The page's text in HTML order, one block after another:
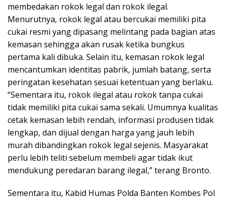
membedakan rokok legal dan rokok ilegal.
Menurutnya, rokok legal atau bercukai memiliki pita
cukai resmi yang dipasang melintang pada bagian atas
kemasan sehingga akan rusak ketika bungkus
pertama kali dibuka. Selain itu, kemasan rokok legal
mencantumkan identitas pabrik, jumlah batang, serta
peringatan kesehatan sesuai ketentuan yang berlaku.
“Sementara itu, rokok ilegal atau rokok tanpa cukai
tidak memiliki pita cukai sama sekali. Umumnya kualitas
cetak kemasan lebih rendah, informasi produsen tidak
lengkap, dan dijual dengan harga yang jauh lebih
murah dibandingkan rokok legal sejenis. Masyarakat
perlu lebih teliti sebelum membeli agar tidak ikut
mendukung peredaran barang ilegal,” terang Bronto.
Sementara itu, Kabid Humas Polda Banten Kombes Pol